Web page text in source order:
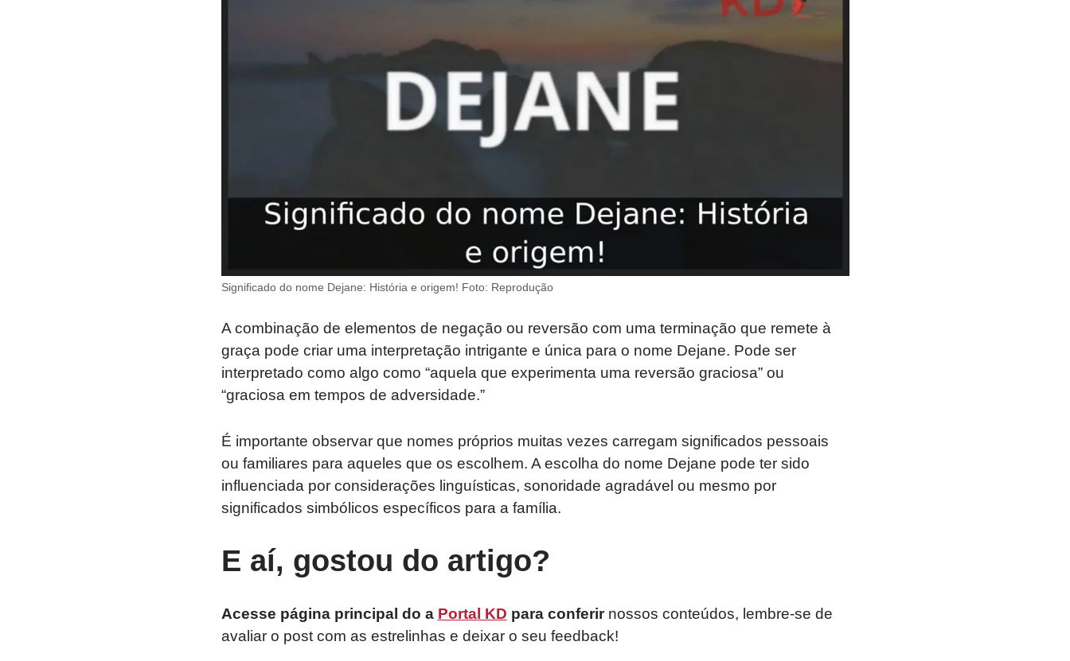
Significado do nome Dejane: História e origem! Foto: Reprodução
A combinação de elementos de negação ou reversão com uma terminação que remete à
graça pode criar uma interpretação intrigante e única para o nome Dejane. Pode ser
interpretado como algo como “aquela que experimenta uma reversão graciosa” ou
“graciosa em tempos de adversidade.”
É importante observar que nomes próprios muitas vezes carregam significados pessoais
ou familiares para aqueles que os escolhem. A escolha do nome Dejane pode ter sido
influenciada por considerações linguísticas, sonoridade agradável ou mesmo por
significados simbólicos específicos para a família.
E aí, gostou do artigo?
Acesse página principal do a Portal KD para conferirnossos conteúdos, lembre-se de
avaliar o post com as estrelinhas e deixar o seu feedback!